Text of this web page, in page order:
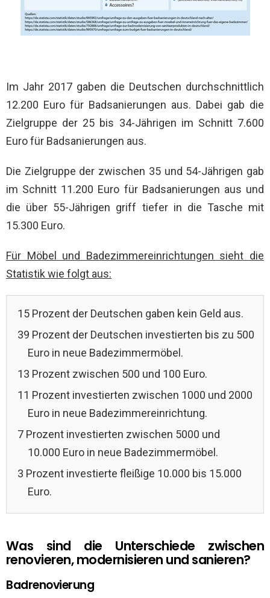
Im Jahr 2017 gaben die Deutschen durchschnittlich
12.200 Euro für Badsanierungen aus. Dabei gab die
Zielgruppe der 25 bis 34-Jährigen im Schnitt 7.600
Euro für Badsanierungen aus.
Die Zielgruppe der zwischen 35 und 54-Jährigen gab
im Schnitt 11.200 Euro für Badsanierungen aus und
die über 55-Jährigen griff tiefer in die Tasche mit
15.300 Euro.
Für Möbel und Badezimmereinrichtungen sieht die
Statistik wie folgt aus:
15 Prozent der Deutschen gaben kein Geld aus.
39 Prozent der Deutschen investierten bis zu 500
Euro in neue Badezimmermöbel.
13 Prozent zwischen 500 und 100 Euro.
11 Prozent investierten zwischen 1000 und 2000
Euro in neue Badezimmereinrichtung.
7 Prozent investierten zwischen 5000 und
10.000 Euro in neue Badezimmermöbel.
3 Prozent investierte fleißige 10.000 bis 15.000
Euro.
Was sind die Unterschiede zwischen
renovieren, modernisieren und sanieren?
Badrenovierung